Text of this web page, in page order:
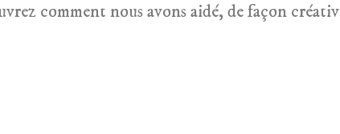
comment nous avons aidé, de façon